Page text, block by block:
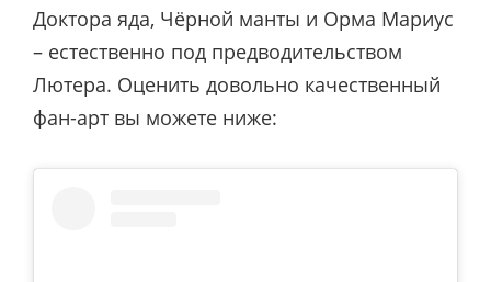
Доктора яда, Чёрной манты и Орма Мариус
– естественно под предводительством
Лютера. Оценить довольно качественный
фан-арт вы можете ниже: